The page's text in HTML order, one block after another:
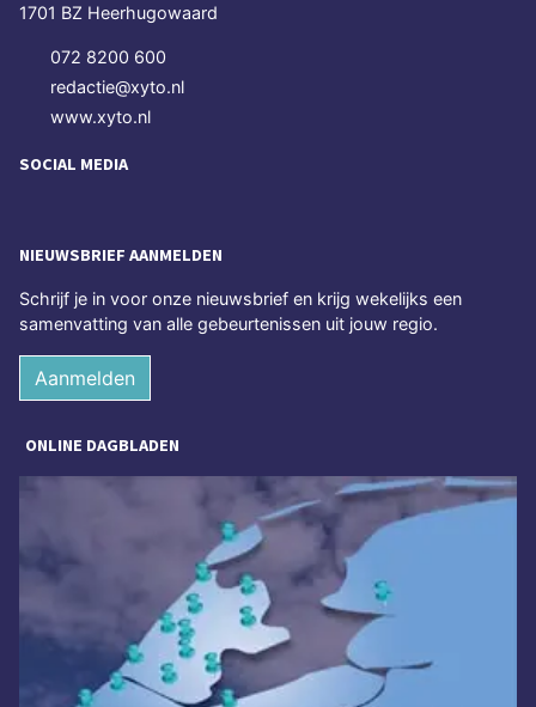
1701 BZ Heerhugowaard
072 8200 600
redactie@xyto.nl
www.xyto.nl
SOCIAL MEDIA
NIEUWSBRIEF AANMELDEN
Schrijf je in voor onze nieuwsbrief en krijg wekelijks een
samenvatting van alle gebeurtenissen uit jouw regio.
Aanmelden
ONLINE DAGBLADEN